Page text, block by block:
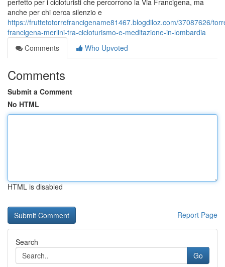
perfetto per i cicloturisti che percorrono la Via Francigena, ma
anche per chi cerca silenzio e
https://fruttetotorrefrancigename81467.blogdiloz.com/37087626/
francigena-merlini-tra-cicloturismo-e-meditazione-in-lombardia
Comments
Who Upvoted
Comments
Submit a Comment
No HTML
HTML is disabled
Report Page
Search
Go